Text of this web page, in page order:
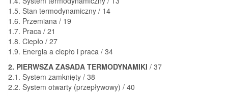
1.5. Stan termodynamiczny / 14
1.6. Przemiana / 19
1.7. Praca / 21
1.8. Ciepło / 27
1.9. Energia a ciepło i praca / 34
2. PIERWSZA ZASADA TERMODYNAMIKI / 37
2.1. System zamknięty / 38
2.2. System otwarty (przepływowy) / 40